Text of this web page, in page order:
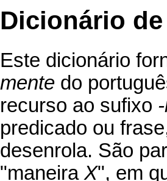
Dicionário
Este dicionário
mente do
recurso ao sufixo
predicado ou
desenrola. São
"maneiraX", em